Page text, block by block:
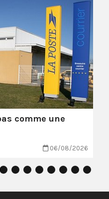
comme une
06/08/2026